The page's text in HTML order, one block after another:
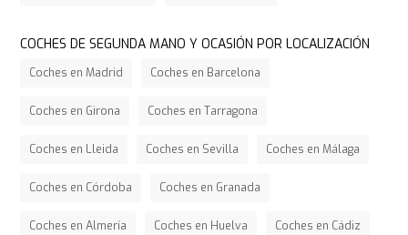
COCHES DE SEGUNDA MANO Y OCASIÓN POR LOCALIZACIÓN
Coches en Madrid Coches en Barcelona
Coches en Girona Coches en Tarragona
Coches en Lleida Coches en Sevilla Coches en Málaga
Coches en Córdoba Coches en Granada
Coches en Almería Coches en Huelva Coches en Cádiz